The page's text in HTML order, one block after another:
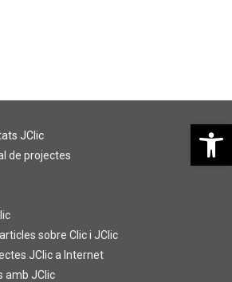
Obre la
JClic
de projectes
sobre Clic i JClic
JClic a Internet
amb JClic